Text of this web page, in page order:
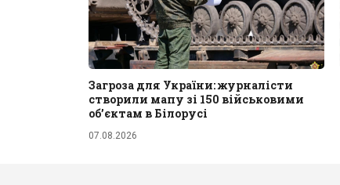
Загроза для України: журналісти
створили мапу зі 150 військовими
обʼєктам в Білорусі
07.08.2026